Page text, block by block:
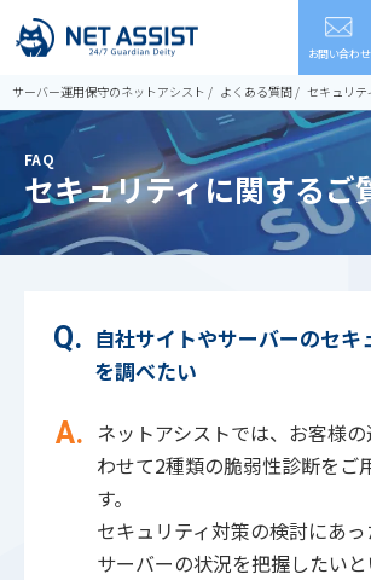
お問い合わせ
サーバー運用保守のネットアシスト よくある質問 セキュリテ
FAQ
セキュリティに関するご
自社サイトやサーバーのセキ
を調べたい
ネットアシストでは、お客様
わせて2種類の脆弱性診断をご
す。
セキュリティ対策の検討にあ
サーバーの状況を把握したい